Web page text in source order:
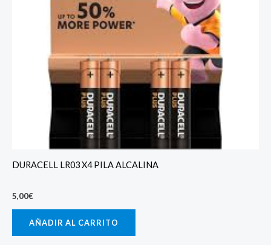
DURACELL LR03 X4 PILA ALCALINA
5,00€
AÑADIR AL CARRITO